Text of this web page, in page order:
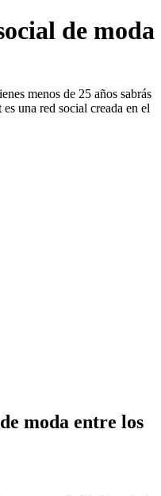
de moda
menos de 25 años sabrás
una red social creada en el
moda entre los